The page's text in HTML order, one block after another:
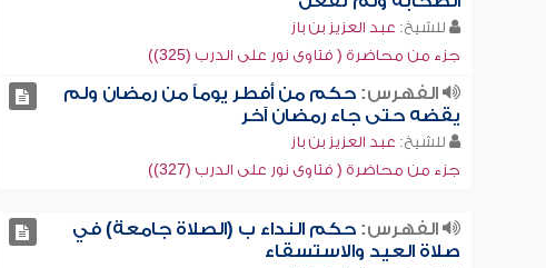
للشيخ: عبد العزيز بن باز
جزء من محاضرة ( فتاوى نور على الدرب (325))
الفهرس:حكم من أفطر يوماً من رمضان ولم
يقضه حتى جاء رمضان آخر
للشيخ: عبد العزيز بن باز
جزء من محاضرة ( فتاوى نور على الدرب (327))
الفهرس:حكم النداء ب (الصلاة جامعة) في
صلاة العيد والاستسقاء